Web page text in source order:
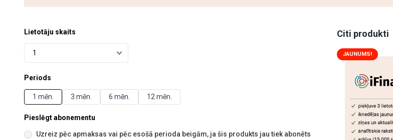
Lietotāju skaits
Periods
1 mēn. 3 mēn. 6 mēn. 12 mēn.
Pieslēgt abonementu
Uzreiz pēc apmaksas vai pēc esošā perioda beigām, ja šis produkts jau tiek abonēts
Citi produkti
JAUNUMS!